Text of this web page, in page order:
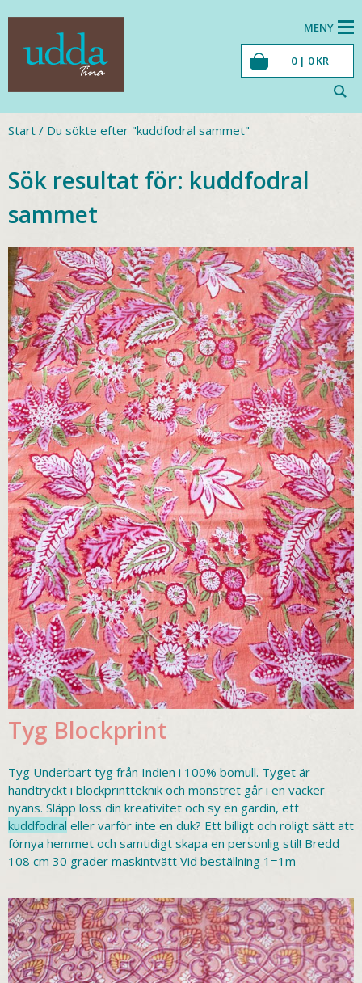
MENY
0 | 0KR
Start / Du sökte efter "kuddfodral sammet"
Sök resultat för: kuddfodral
sammet
Tyg Blockprint
Tyg Underbart tyg från Indien i 100% bomull. Tyget är
handtryckt i blockprintteknik och mönstret går i en vacker
nyans. Släpp loss din kreativitet och sy en gardin, ett
kuddfodral eller varför inte en duk? Ett billigt och roligt sätt att
förnya hemmet och samtidigt skapa en personlig stil! Bredd
108 cm 30 grader maskintvätt Vid beställning 1=1m